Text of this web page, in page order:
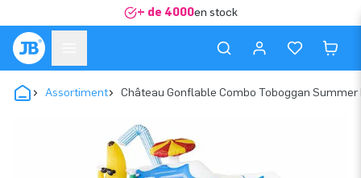
+ de 4000en stock
Assortiment Château Gonflable Combo Toboggan Summer